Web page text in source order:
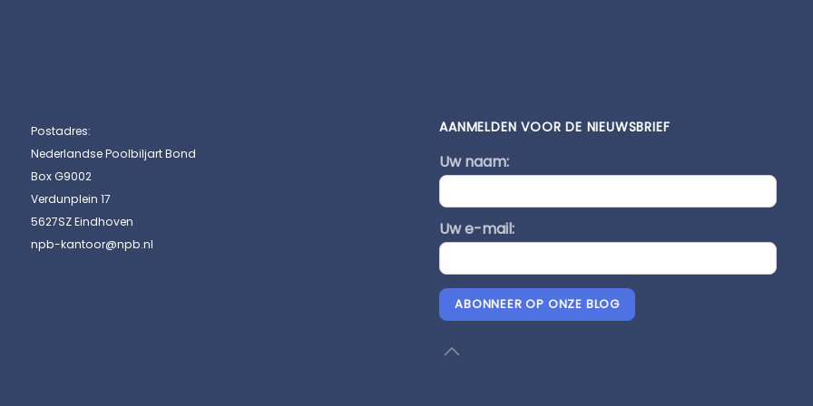
Postadres:
Nederlandse Poolbiljart Bond
Box G9002
Verdunplein 17
5627SZ Eindhoven
npb-kantoor@npb.nl
AANMELDEN VOOR DE NIEUWSBRIEF
Uw naam:
Uw e-mail:
ABONNEER OP ONZE BLOG